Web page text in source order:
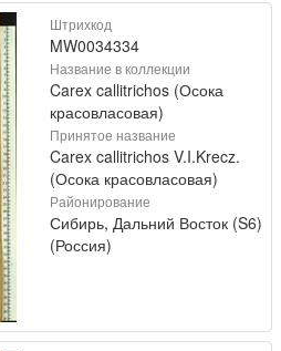
Штрихкод
MW0034334
Название в коллекции
Carex callitrichos (Осока
красовласовая)
Принятое название
Carex callitrichos V.I.Krecz.
(Осока красовласовая)
Районирование
Сибирь, Дальний Восток (S6)
(Россия)